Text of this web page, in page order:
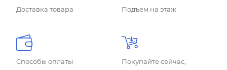
Доставка товара Подъем на этаж
Способы оплаты
Покупайте сейчас,